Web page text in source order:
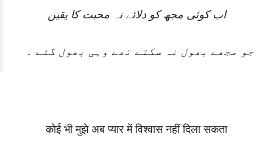
اب کوئی مجھ کو دلائے نہ محبت کا یقین
جو مجھے بھول نہ سکتے تھے وہی بھول گئے ۔
कोई भी मुझे अब प्यार में विश्वास नहीं दिला सकता